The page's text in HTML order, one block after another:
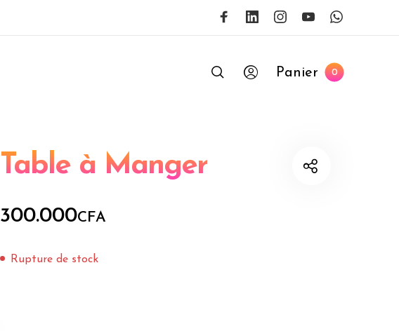
Panier 0
Table à Manger
300.000CFA
Rupture de stock